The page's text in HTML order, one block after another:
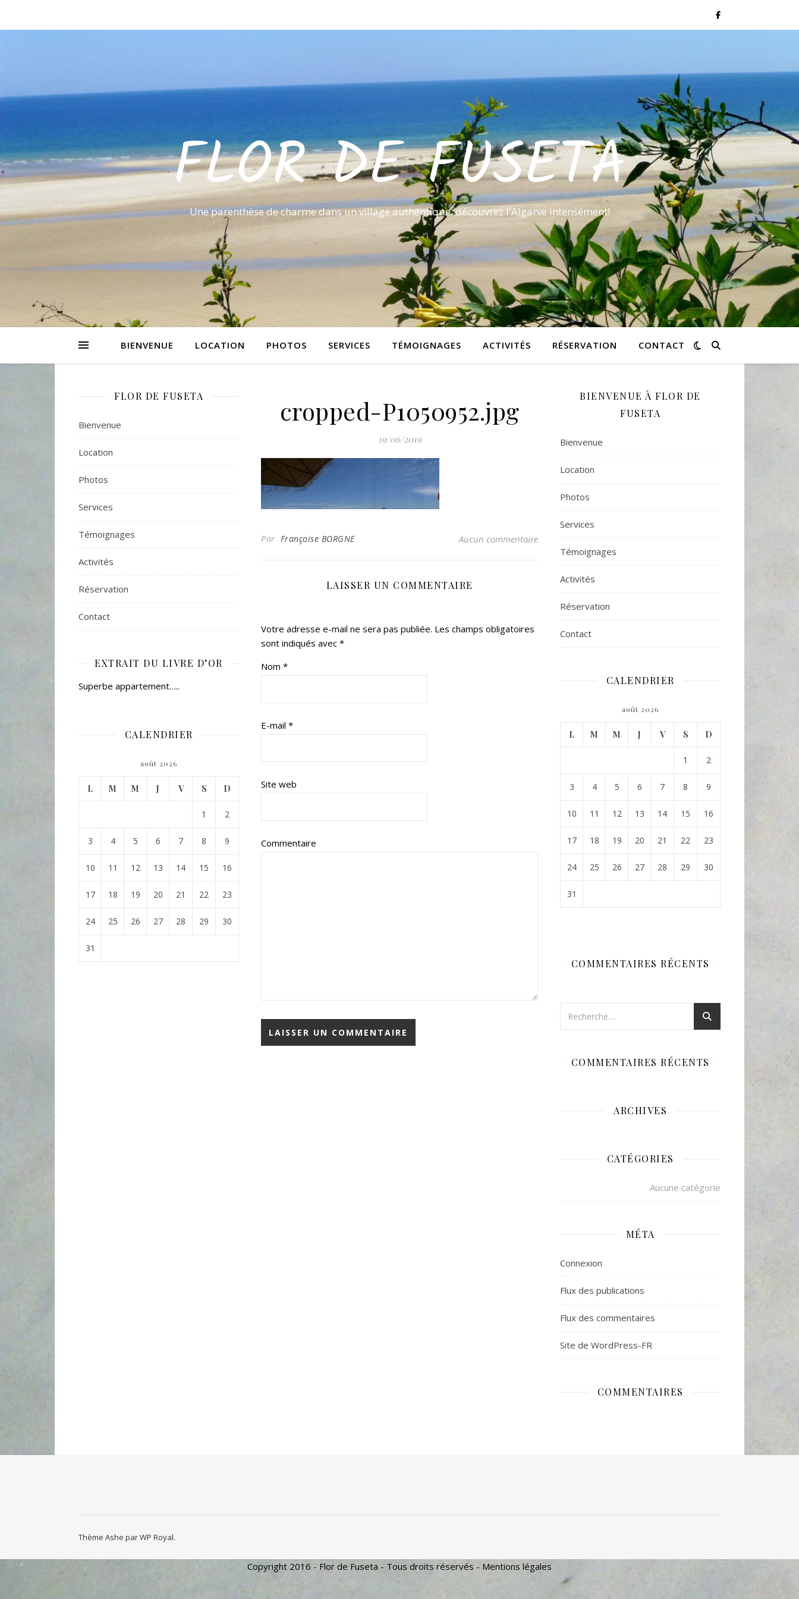
FLOR DE FUSETA
Une parenthèse de charme dans un village authentique, découvrez l'Algarve intensément!
BIENVENUE LOCATION PHOTOS SERVICES TÉMOIGNAGES ACTIVITÉS RÉSERVATION CONTACT
FLOR DE FUSETA
Bienvenue
Location
Photos
Services
Témoignages
Activités
Réservation
Contact
EXTRAIT DU LIVRE D’OR
Superbe appartement…..
CALENDRIER
août 2026
L M M J V S D
1 2
3 4 5 6 7 8 9
10 11 12 13 14 15 16
17 18 19 20 21 22 23
24 25 26 27 28 29 30
31
cropped-P1050952.jpg
19/06/2019
Par Françoise BORGNE Aucun commentaire
LAISSER UN COMMENTAIRE
Votre adresse e-mail ne sera pas publiée. Les champs obligatoires
sont indiqués avec *
Nom *
E-mail *
Site web
Commentaire
BIENVENUE À FLOR DE
FUSETA
Bienvenue
Location
Photos
Services
Témoignages
Activités
Réservation
Contact
CALENDRIER
août 2026
L M M J V S D
1 2
3 4 5 6 7 8 9
10 11 12 13 14 15 16
17 18 19 20 21 22 23
24 25 26 27 28 29 30
31
COMMENTAIRES RÉCENTS
COMMENTAIRES RÉCENTS
ARCHIVES
CATÉGORIES
Aucune catégorie
MÉTA
Connexion
Flux des publications
Flux des commentaires
Site de WordPress-FR
COMMENTAIRES
Thème Ashe parWP Royal.
Copyright 2016 - Flor de Fuseta - Tous droits réservés - Mentions légales